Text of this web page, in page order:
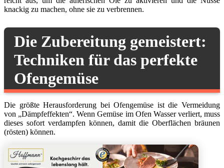
knackig zu machen, ohne sie zu verbrennen.
Die Zubereitung gemeistert:
Techniken für das perfekte
Ofengemüse
Die größte Herausforderung bei Ofengemüse ist die Vermeidung
von „Dämpfeffekten“. Wenn Gemüse im Ofen Wasser verliert, muss
dieses sofort verdampfen können, damit die Oberflächen bräunen
(rösten) können.